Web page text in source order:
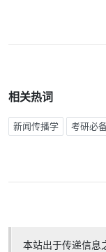
相关热词
新闻传播学 考研必
本站出于传递信息